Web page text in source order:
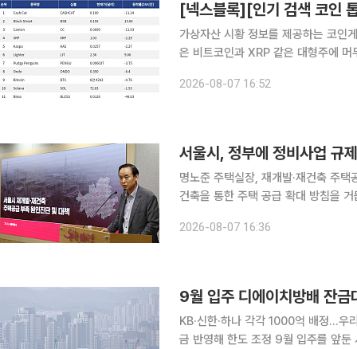
가상자산 시황 정보를 제공하는 코
은 비트코인과 XRP 같은 대형주에
지만 거래량은 14억4920만 달러에
2026-08-07 16:52
서울시, 정부에 정비사업
명노준 주택실장, 재개발·재건축 주택공급 부
건축을 통한 주택 공급 확대 방침을
가구 착공 목표에 차질이 없다는 입장
2026-08-07 16:36
9월 입주 디에이치방배 잔
KB·신한·하나 각각 1000억 배정…우
금 반영해 한도 조정 9월 입주를 앞둔 서울 서초구 ‘디에이치방배’에 주요 은행들이 3000억원 규모